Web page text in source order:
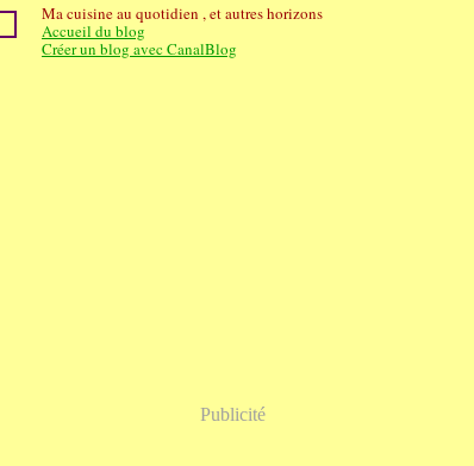
Ma cuisine au quotidien , et autres horizons
Accueil du blog
Créer un blog avec CanalBlog
Publicité